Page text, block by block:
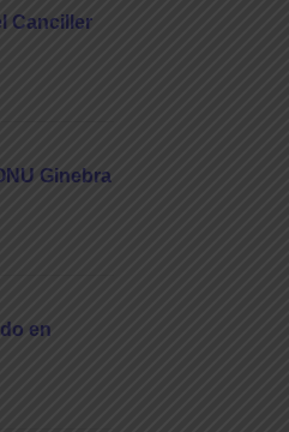
Canciller
Ginebra
en